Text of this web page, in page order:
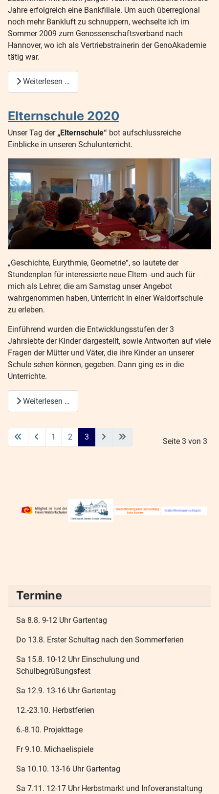
Jahre erfolgreich eine Bankfiliale. Um auch überregional
noch mehr Bankluft zu schnuppern, wechselte ich im
Sommer 2009 zum Genossenschaftsverband nach
Hannover, wo ich als Vertriebstrainerin der GenoAkademie
tätig war.
Weiterlesen …
Elternschule 2020
Unser Tag der„Elternschule“ bot aufschlussreiche
Einblicke in unseren Schulunterricht.
„Geschichte, Eurythmie, Geometrie“, so lautete der
Stundenplan für interessierte neue Eltern -und auch für
mich als Lehrer, die am Samstag unser Angebot
wahrgenommen haben, Unterricht in einer Waldorfschule
zu erleben.
Einführend wurden die Entwicklungsstufen der 3
Jahrsiebte der Kinder dargestellt, sowie Antworten auf viele
Fragen der Mütter und Väter, die ihre Kinder an unserer
Schule sehen können, gegeben. Dann ging es in die
Unterrichte.
Weiterlesen …
Seite 3 von 3
1 2 3
Termine
Sa 8.8. 9-12 Uhr Gartentag
Do 13.8. Erster Schultag nach den Sommerferien
Sa 15.8. 10-12 Uhr Einschulung und
Schulbegrüßungsfest
Sa 12.9. 13-16 Uhr Gartentag
12.-23.10. Herbstferien
6.-8.10. Projekttage
Fr 9.10. Michaelispiele
Sa 10.10. 13-16 Uhr Gartentag
Sa 7.11. 12-17 Uhr Herbstmarkt und Infoveranstaltung